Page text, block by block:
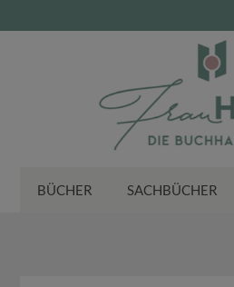
BÜCHER SACHBÜCHER